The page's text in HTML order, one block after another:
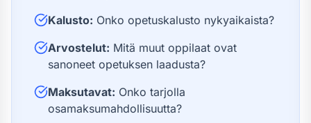
Kalusto: Onko opetuskalusto nykyaikaista?
Arvostelut: Mitä muut oppilaat ovat
sanoneet opetuksen laadusta?
Maksutavat: Onko tarjolla
osamaksumahdollisuutta?